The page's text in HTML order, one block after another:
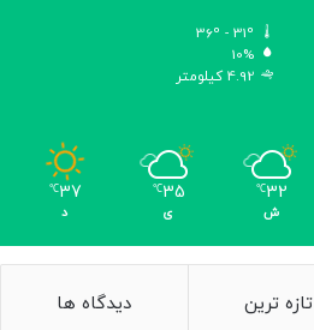
10%
4.92 کیلومتر
32
℃
ش
35
℃
ی
37
℃
د
تازه ترین دیدگاه ها